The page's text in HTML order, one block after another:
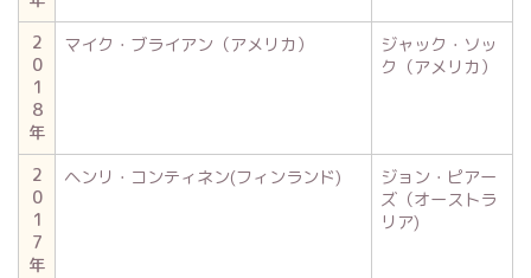
2
0
1
8
年
マイク・ブライアン（アメリカ）
ジャック・ソッ
ク（アメリカ）
2
0
1
7
年
ヘンリ・コンティネン(フィンランド)
ジョン・ピアー
ズ（オーストラ
リア)